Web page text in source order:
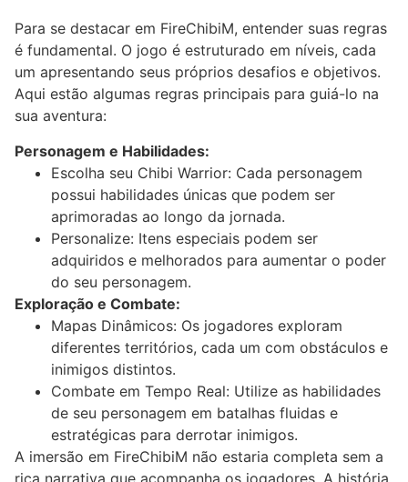
Para se destacar em FireChibiM, entender suas regras
é fundamental. O jogo é estruturado em níveis, cada
um apresentando seus próprios desafios e objetivos.
Aqui estão algumas regras principais para guiá-lo na
sua aventura:
Personagem e Habilidades:
Escolha seu Chibi Warrior: Cada personagem
possui habilidades únicas que podem ser
aprimoradas ao longo da jornada.
Personalize: Itens especiais podem ser
adquiridos e melhorados para aumentar o poder
do seu personagem.
Exploração e Combate:
Mapas Dinâmicos: Os jogadores exploram
diferentes territórios, cada um com obstáculos e
inimigos distintos.
Combate em Tempo Real: Utilize as habilidades
de seu personagem em batalhas fluidas e
estratégicas para derrotar inimigos.
A imersão em FireChibiM não estaria completa sem a
rica narrativa que acompanha os jogadores. A história